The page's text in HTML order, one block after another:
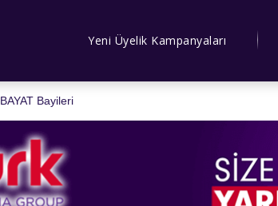
Yeni Üyelik Kampanyaları
BAYAT Bayileri